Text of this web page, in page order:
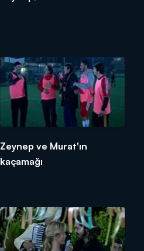
Zeynep ve Murat'ın
kaçamağı